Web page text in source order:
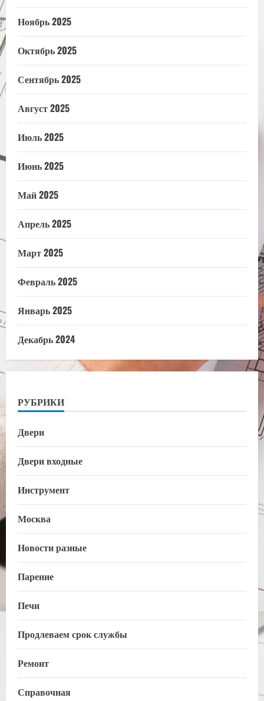
Ноябрь 2025
Октябрь 2025
Сентябрь 2025
Август 2025
Июль 2025
Июнь 2025
Май 2025
Апрель 2025
Март 2025
Февраль 2025
Январь 2025
Декабрь 2024
РУБРИКИ
Двери
Двери входные
Инструмент
Москва
Новости разные
Парение
Печи
Продлеваем срок службы
Ремонт
Справочная